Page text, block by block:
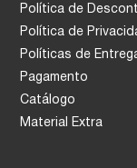
Política de
Política de
Políticas de
Pagamento
Catálogo
Material Extra